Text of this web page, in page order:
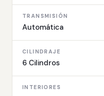
TRANSMISIÓN
Automática
CILINDRAJE
6 Cilindros
INTERIORES